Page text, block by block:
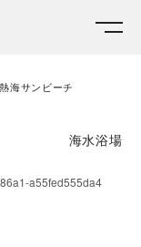
熱海サンビーチ
海水浴場
a55fed555da4